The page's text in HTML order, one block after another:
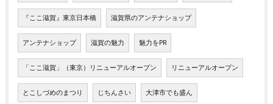
『ここ滋賀』東京日本橋 滋賀県のアンテナショップ
アンテナショップ 滋賀の魅力 魅力をPR
「ここ滋賀」（東京）リニューアルオープン リニューアルオープン
とこしづめのまつり じちんさい 大津市でも盛ん